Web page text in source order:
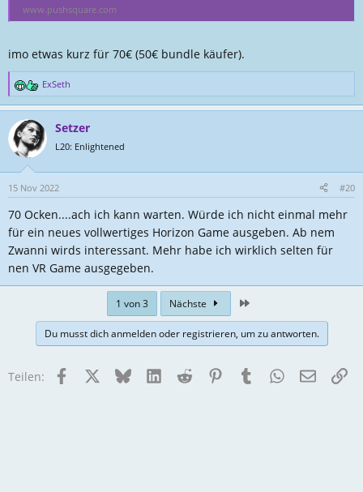
www.pushsquare.com
imo etwas kurz für 70€ (50€ bundle käufer).
R
e
k
t
o
n
e
n
:
ExSeth
Setzer
L20: Enlightened
15 Nov 2022 #20
70 Ocken....ach ich kann warten. Würde ich nicht einmal mehr
für ein neues vollwertiges Horizon Game ausgeben. Ab nem
Zwanni wirds interessant. Mehr habe ich wirklich selten für
nen VR Game ausgegeben.
1 von 3 Nächste
Du musst dich anmelden oder registrieren, um zu antworten.
Teilen: Facebook BlueskyLinkedInReddit PinterestTumblrWhatsApp
E-Mail